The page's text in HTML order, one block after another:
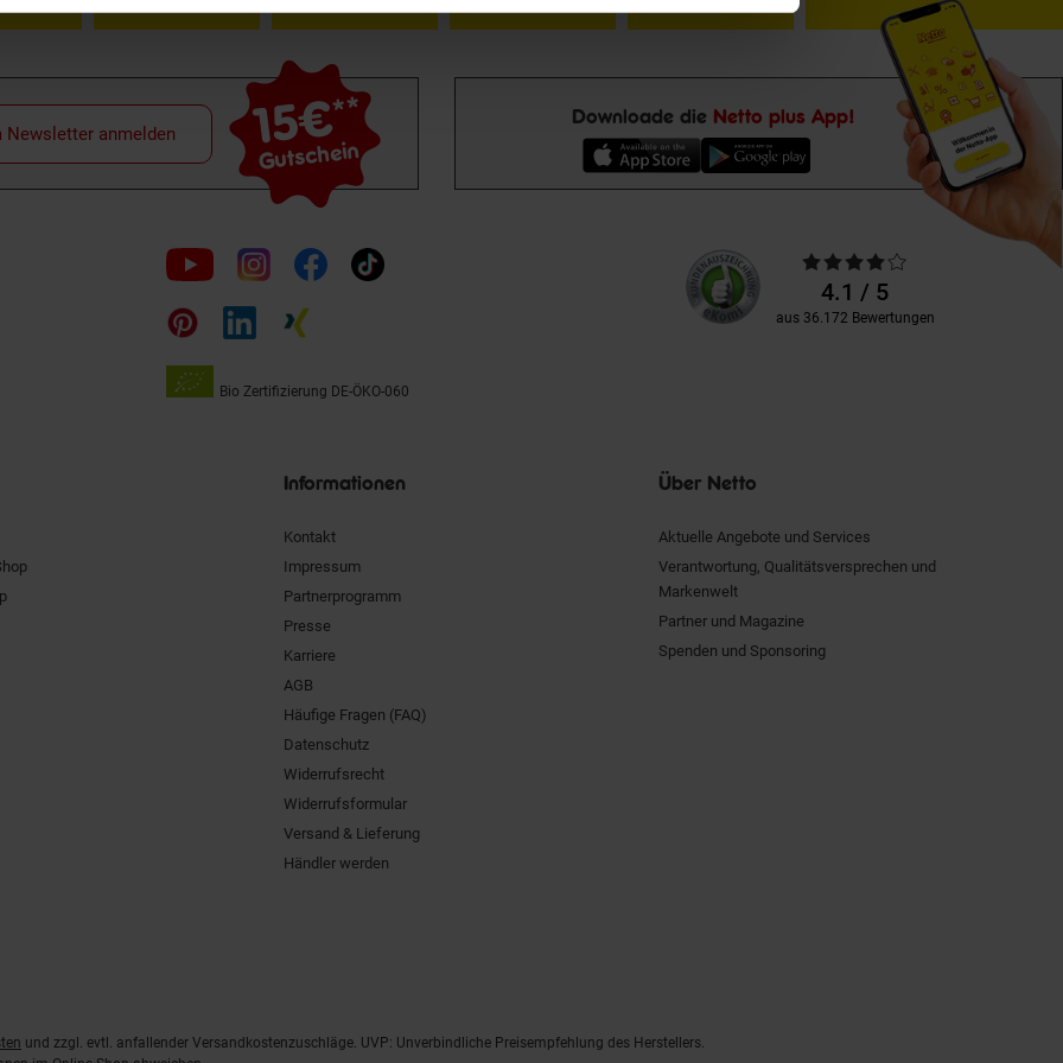
15€**
Gutschein
Newsletter anmelden
Downloade die Netto plus App!
Folge
uns
auf
Bio Zertifizierung DE-ÖKO-060
Unsere
Kundenbewertungen
Durchschnittliche
Bewertungen4.1 / 5
aus 36.172 Bewertungen
Informationen
Kontakt
Impressum
Partnerprogramm
Presse
Karriere
AGB
Häufige Fragen (FAQ)
Datenschutz
Widerrufsrecht
Widerrufsformular
Versand & Lieferung
Händler werden
Über Netto
Aktuelle Angebote und Services
Verantwortung, Qualitätsversprechen und
Markenwelt
Partner und Magazine
Spenden und Sponsoring
und zzgl. evtl. anfallender Versandkostenzuschläge. UVP: Unverbindliche Preisempfehlung des Herstellers.